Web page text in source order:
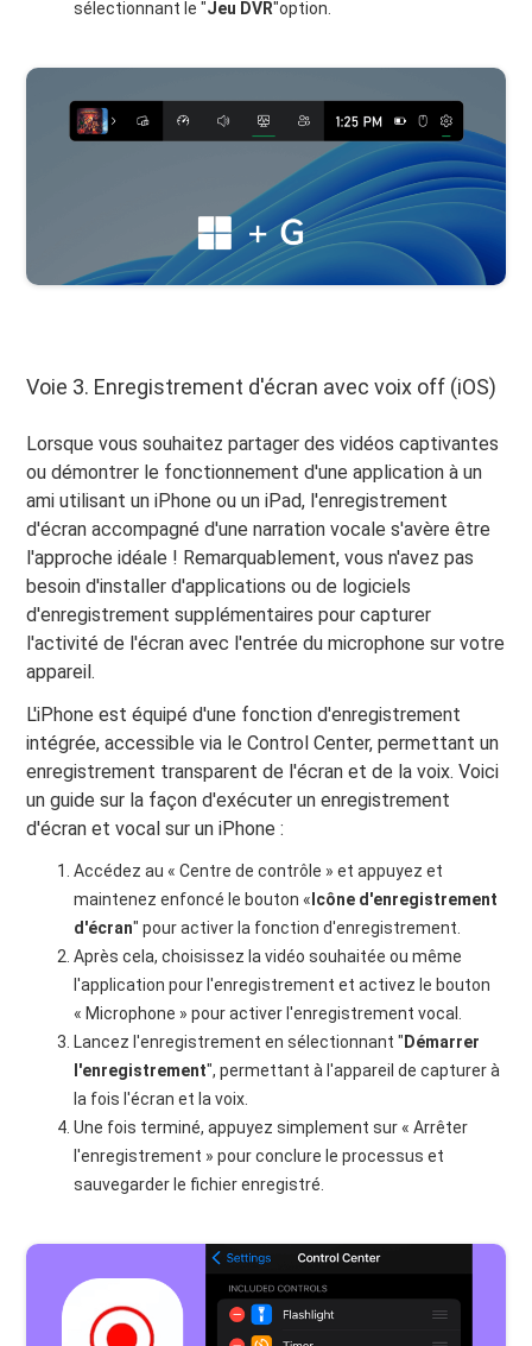
sélectionnant le "Jeu DVR"option.
Voie 3. Enregistrement d'écran avec voix off (iOS)
Lorsque vous souhaitez partager des vidéos captivantes
ou démontrer le fonctionnement d'une application à un
ami utilisant un iPhone ou un iPad, l'enregistrement
d'écran accompagné d'une narration vocale s'avère être
l'approche idéale ! Remarquablement, vous n'avez pas
besoin d'installer d'applications ou de logiciels
d'enregistrement supplémentaires pour capturer
l'activité de l'écran avec l'entrée du microphone sur votre
appareil.
L'iPhone est équipé d'une fonction d'enregistrement
intégrée, accessible via le Control Center, permettant un
enregistrement transparent de l'écran et de la voix. Voici
un guide sur la façon d'exécuter un enregistrement
d'écran et vocal sur un iPhone :
Accédez au « Centre de contrôle » et appuyez et
maintenez enfoncé le bouton « Icône d'enregistrement
d'écran" pour activer la fonction d'enregistrement.
Après cela, choisissez la vidéo souhaitée ou même
l'application pour l'enregistrement et activez le bouton
« Microphone » pour activer l'enregistrement vocal.
Lancez l'enregistrement en sélectionnant " Démarrer
l'enregistrement", permettant à l'appareil de capturer à
la fois l'écran et la voix.
Une fois terminé, appuyez simplement sur « Arrêter
l'enregistrement » pour conclure le processus et
sauvegarder le fichier enregistré.